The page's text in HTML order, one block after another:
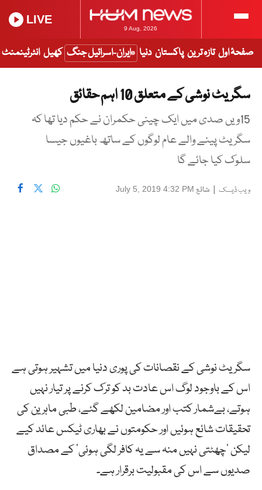
9 Aug, 2026
LIVE
صفحۂ اول تازہ ترین پاکستان دنیا ایران-اسرائیل جنگ کھیل انٹرٹینمنٹ
سگریٹ نوشی کے متعلق 10 اہم حقائق
15ویں صدی میں ایک چینی حکمران نے حکم دیا تھا کہ
سگریٹ پینے والے عام لوگوں کے ساتھ باغیوں جیسا
سلوک کیا جائے گا
ویب ڈیسک | شائع July 5, 2019 4:32 PM
سگریٹ نوشی کے نقصانات کی پوری دنیا میں تشہیر ہوتی ہے
اس کے باوجود لوگ اس عادت بد کو ترک کرنے پر تیار نہیں
ہوتے، بےشمار کتب اور مضامین لکھے گئے، طبی ماہرین کی
تحقیقات شائع ہوئیں اور حکومتوں نے بھاری ٹیکس عائد کیے
لیکن ’چھٹتی نہیں منہ سے یہ کافر لگی ہوئی‘ کے مصداق
صدیوں سے اس کی مقبولیت برقرار ہے۔